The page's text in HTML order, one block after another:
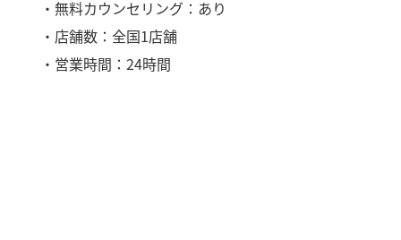
・無料カウンセリング：あり
・店舗数：全国1店舗
・営業時間：24時間